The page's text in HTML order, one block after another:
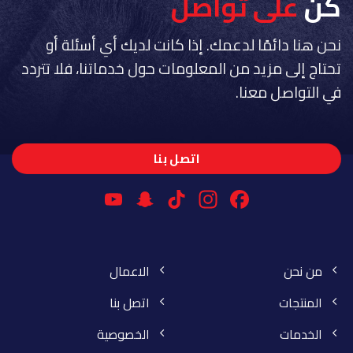
نحن هنا دائمًا لدعمك. إذا كانت لديك أي أسئلة أو
تحتاج إلى مزيد من المعلومات حول خدماتنا، فلا تتردد
في التواصل معنا.
اتصل بنا
Facebook
Instagram
TikTok
Snapchat
من نحن
المنتجات
الخدمات
الاعمال
اتصل بنا
الخصوصية